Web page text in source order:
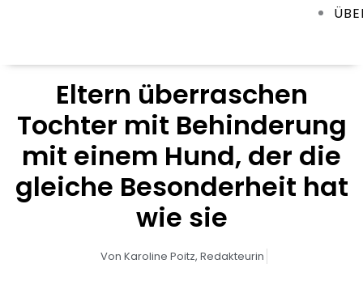
Eltern überraschen
Tochter mit Behinderung
mit einem Hund, der die
gleiche Besonderheit hat
wie sie
Von Karoline Poitz, Redakteurin